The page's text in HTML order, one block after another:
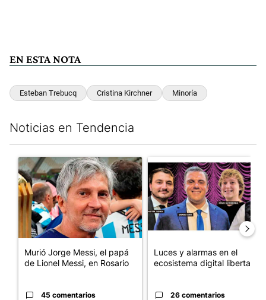
EN ESTA NOTA
Esteban Trebucq Cristina Kirchner Minoría
Noticias en Tendencia
Un artículo de tendencia con el título "Murió Jorge Messi, el
Murió Jorge Messi, el papá
de Lionel Messi, en Rosario
45 comentarios
Un artículo de tendencia con
Luces y alarmas en el
ecosistema digital libertario
26 comentarios